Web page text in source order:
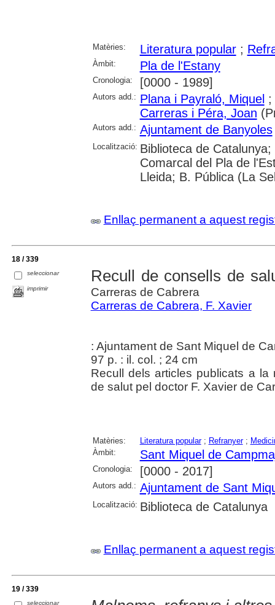
Matèries: Literatura popular;
Àmbit: Pla de l'Estany
Cronologia: [0000 - 1989]
Autors add.: Plana i Payraló, Miquel ;
Carreras i Péra, Joan
Autors add.: Ajuntament de Banyoles
Localització: Biblioteca de
Comarcal del Pla de
Lleida; B. Pública (La
Enllaç permanent a aquest
18 / 339
seleccionar
imprimir
Recull de consells de
Carreras de Cabrera
Carreras de Cabrera, F. Xavier
: Ajuntament de Sant Miquel de
97 p. : il. col. ; 24 cm
Recull dels articles publicats a
de salut pel doctor F. Xavier de
Matèries: Literatura popular; Refranyer;
Àmbit:
Sant Miquel de
Cronologia: [0000 - 2017]
Autors add.: Ajuntament de Sant
Localització: Biblioteca de Catalunya
Enllaç permanent a aquest
19 / 339
seleccionar